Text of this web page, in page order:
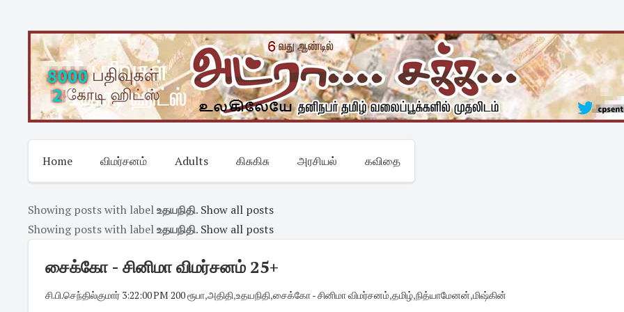
content
Home விமர்சனம் Adults கிசுகிசு அரசியல் கவிதை
Showing posts with labelஉதயநிதி. Show all posts
Showing posts with labelஉதயநிதி. Show all posts
சைக்கோ - சினிமா விமர்சனம் 25+
சி.பி.செந்தில்குமார் 3:22:00 PM ·200 ரூபா,அதிதி,உதயநிதி,சைக்கோ - சினிமா விமர்சனம்,தமிழ்,நித்யாமேனன்,மிஷ்கின்